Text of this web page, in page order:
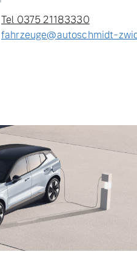
Tel 0375 21183330
fahrzeuge@autoschmidt-